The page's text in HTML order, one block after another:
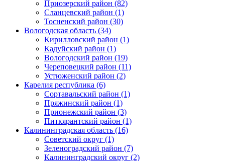
Приозерский район (82)
Сланцевский район (1)
Тосненский район (30)
Вологодская область (34)
Кирилловский район (1)
Кадуйский район (1)
Вологодский район (19)
Череповецкий район (11)
Устюженский район (2)
Карелия республика (6)
Сортавальский район (1)
Пряжинский район (1)
Прионежский район (3)
Питкярантский район (1)
Калининградская область (16)
Советский округ (1)
Зеленоградский район (7)
Калининградский округ (2)